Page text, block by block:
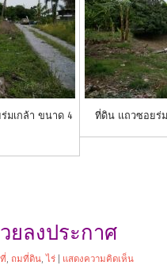
มเกล้า ขนาด 4
ที่ดิน แถวซอยร่
ลงประกาศ
, ถมที่ดิน,ไร่ แสดงความคิดเห็น